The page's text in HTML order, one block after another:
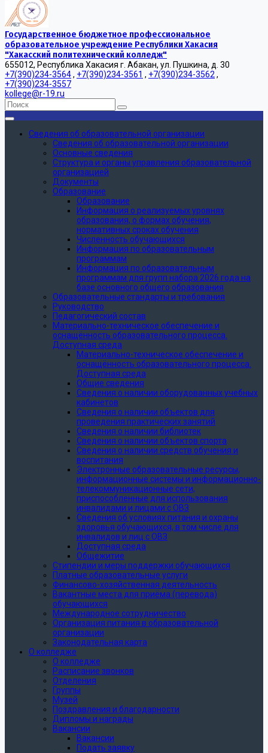
Государственное бюджетное профессиональное
образовательное учреждение Республики Хакасия
"Хакасский политехнический колледж"
655012, Республика Хакасия г. Абакан, ул. Пушкина, д. 30
+7(390)234-3564, +7(390)234-3561 , +7(390)234-3562 ,
+7(390)234-3557
kollege@r-19.ru
Сведения об образовательной организации
Сведения об образовательной организации
Основные сведения
Структура и органы управления образовательной
организацией
Документы
Образование
Образование
Информация о реализуемых уровнях
образования, о формах обучения,
нормативных сроках обучения
Численность обучающихся
Информация по образовательным
программам
Информация по образовательным
программам для групп набора 2026 года на
базе основного общего образования
Образовательные стандарты и требования
Руководство
Педагогический состав
Материально-техническое обеспечение и
оснащённость образовательного процесса.
Доступная среда
Материально-техническое обеспечение и
оснащённость образовательного процесса.
Доступная среда
Общие сведения
Сведения о наличии оборудованных учебных
кабинетов
Сведения о наличии объектов для
проведения практических занятий
Сведения о наличии библиотек
Сведения о наличии объектов спорта
Сведения о наличии средств обучения и
воспитания
Электронные образовательные ресурсы,
информационные системы и информационно-
телекоммуникационные сети,
приспособленные для использования
инвалидами и лицами с ОВЗ
Сведения об условиях питания и охраны
здоровья обучающихся, в том числе для
инвалидов и лиц с ОВЗ
Доступная среда
Общежитие
Стипендии и меры поддержки обучающихся
Платные образовательные услуги
Финансово-хозяйственная деятельность
Вакантные места для приёма (перевода)
обучающихся
Международное сотрудничество
Организация питания в образовательной
организации
Законодательная карта
О колледже
О колледже
Расписание звонков
Отделения
Группы
Музей
Поздравления и благодарности
Дипломы и награды
Вакансии
Вакансии
Подать заявку